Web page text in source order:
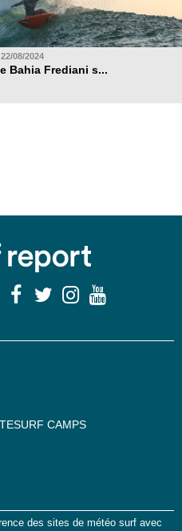
08/2024
Bahia Frediani s...
CAMPS
des sites de météo surf avec